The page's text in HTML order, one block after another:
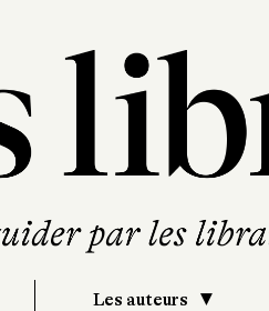
Les auteurs